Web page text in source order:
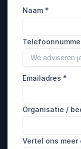
Naam *
Emailadres *
Organisatie /
Vertel ons meer